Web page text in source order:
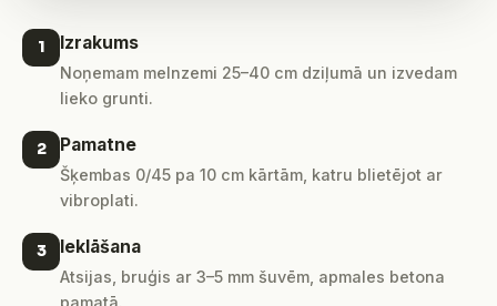
1 Izrakums
Noņemam melnzemi 25–40 cm dziļumā un izvedam
lieko grunti.
2 Pamatne
Šķembas 0/45 pa 10 cm kārtām, katru blietējot ar
vibroplati.
3 Ieklāšana
Atsijas, bruģis ar 3–5 mm šuvēm, apmales betona
pamatā.